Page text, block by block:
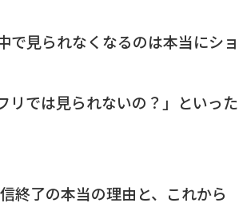
で見られなくなるのは本当にショ
リでは見られないの？」といった
終了の本当の理由と、これから